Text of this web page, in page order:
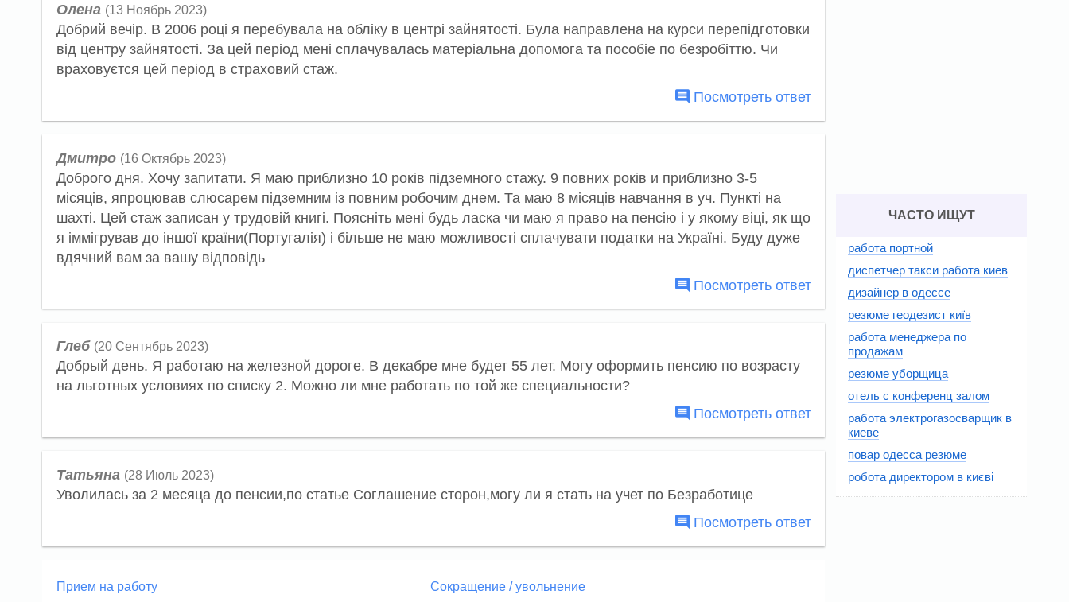
Олена (13 Ноябрь 2023)
Добрий вечір. В 2006 році я перебувала на обліку в центрі зайнятості. Була направлена на курси перепідготовки
від центру зайнятості. За цей період мені сплачувалась матеріальна допомога та пособіе по безробіттю. Чи
враховуєтся цей період в страховий стаж.
Посмотреть ответ
Дмитро (16 Октябрь 2023)
Доброго дня. Хочу запитати. Я маю приблизно 10 років підземного стажу. 9 повних років и приблизно 3-5
місяців, япроцював слюсарем підземним із повним робочим днем. Та маю 8 місяців навчання в уч. Пункті на
шахті. Цей стаж записан у трудовій книгі. Поясніть мені будь ласка чи маю я право на пенсію і у якому віці, як що
я іммігрував до іншої країни(Португалія) і більше не маю можливості сплачувати податки на Україні. Буду дуже
вдячний вам за вашу відповідь
Посмотреть ответ
Глеб (20 Сентябрь 2023)
Добрый день. Я работаю на железной дороге. В декабре мне будет 55 лет. Могу оформить пенсию по возрасту
на льготных условиях по списку 2. Можно ли мне работать по той же специальности?
Посмотреть ответ
Татьяна (28 Июль 2023)
Уволилась за 2 месяца до пенсии,по статье Соглашение сторон,могу ли я стать на учет по Безработице
Посмотреть ответ
Прием на работу
Сокращение / увольнение
ЧАСТО ИЩУТ
работа портной
диспетчер такси работа киев
дизайнер в одессе
резюме геодезист київ
работа менеджера по
продажам
резюме уборщица
отель с конференц залом
работа электрогазосварщик в
киеве
повар одесса резюме
робота директором в києві